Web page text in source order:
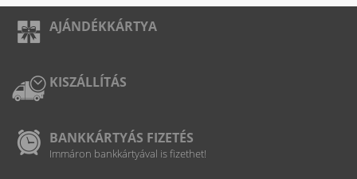
AJÁNDÉKKÁRTYA
KISZÁLLÍTÁS
BANKKÁRTYÁS FIZETÉS
Immáron bankkártyával is fizethet!